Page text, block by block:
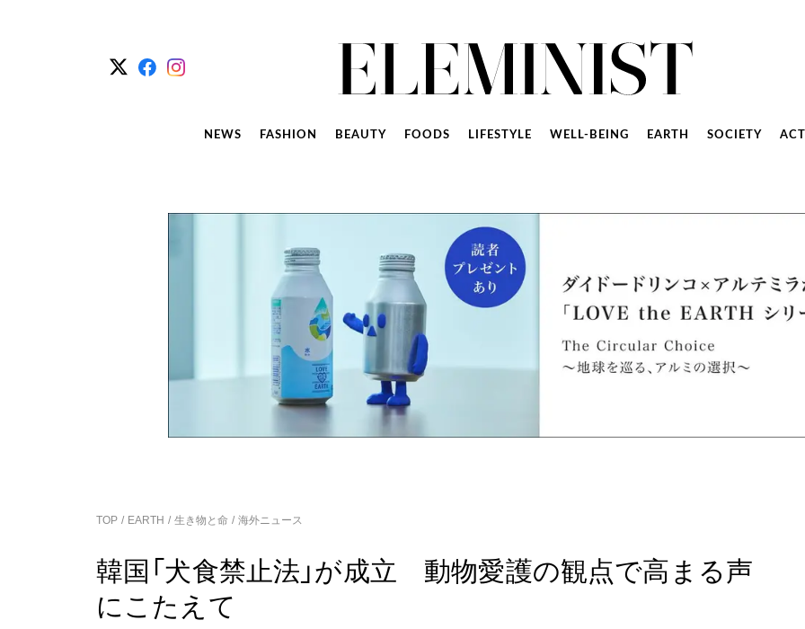
NEWS FASHION BEAUTY FOODS LIFESTYLE WELL-BEING EARTH SOCIETY
TOP EARTH 生き物と命 海外ニュース
韓国「犬食禁止法」が成立 動物愛護の観点で高まる声
にこたえて